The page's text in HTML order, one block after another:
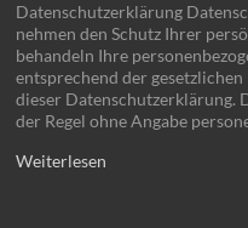
Datenschutzerklärung
nehmen den Schutz Ihrer
behandeln Ihre
entsprechend der
dieser Datenschutzerklärung.
der Regel ohne Angabe
Weiterlesen